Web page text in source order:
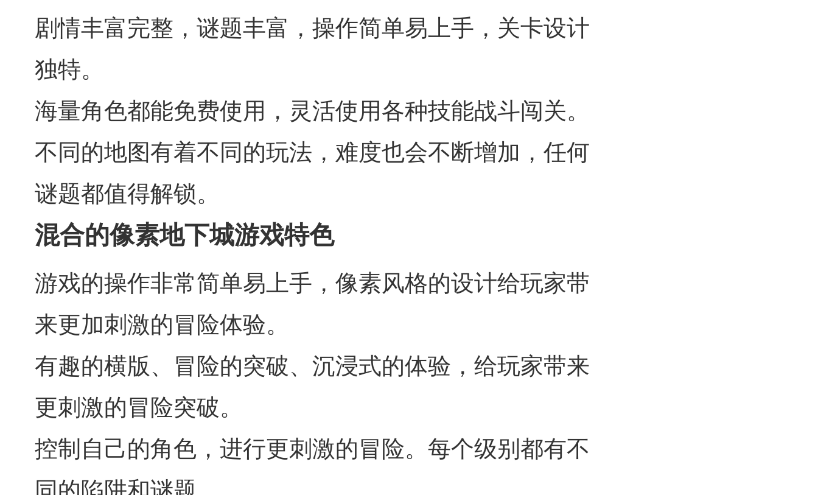
剧情丰富完整，谜题丰富，操作简单易上手，关卡设计
独特。
海量角色都能免费使用，灵活使用各种技能战斗闯关。
不同的地图有着不同的玩法，难度也会不断增加，任何
谜题都值得解锁。
混合的像素地下城游戏特色
游戏的操作非常简单易上手，像素风格的设计给玩家带
来更加刺激的冒险体验。
有趣的横版、冒险的突破、沉浸式的体验，给玩家带来
更刺激的冒险突破。
控制自己的角色，进行更刺激的冒险。每个级别都有不